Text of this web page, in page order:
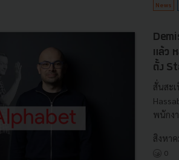
News
แล้ว
ตั้ง
สั่นสะ
พนักง
สิงหา
0